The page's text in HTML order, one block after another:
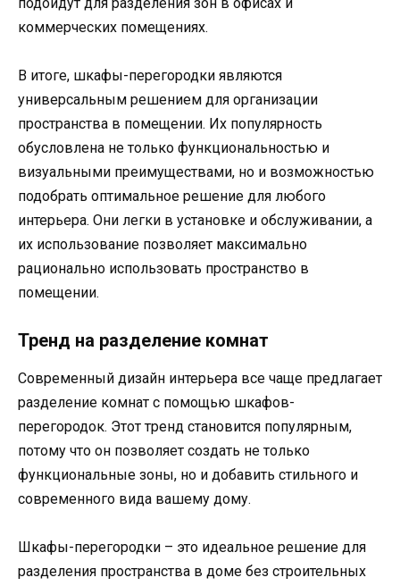
коммерческих помещениях.
В итоге, шкафы-перегородки являются
универсальным решением для организации
пространства в помещении. Их популярность
обусловлена не только функциональностью и
визуальными преимуществами, но и возможностью
подобрать оптимальное решение для любого
интерьера. Они легки в установке и обслуживании, а
их использование позволяет максимально
рационально использовать пространство в
помещении.
Тренд на разделение комнат
Современный дизайн интерьера все чаще предлагает
разделение комнат с помощью шкафов-
перегородок. Этот тренд становится популярным,
потому что он позволяет создать не только
функциональные зоны, но и добавить стильного и
современного вида вашему дому.
Шкафы-перегородки – это идеальное решение для
разделения пространства в доме без строительных